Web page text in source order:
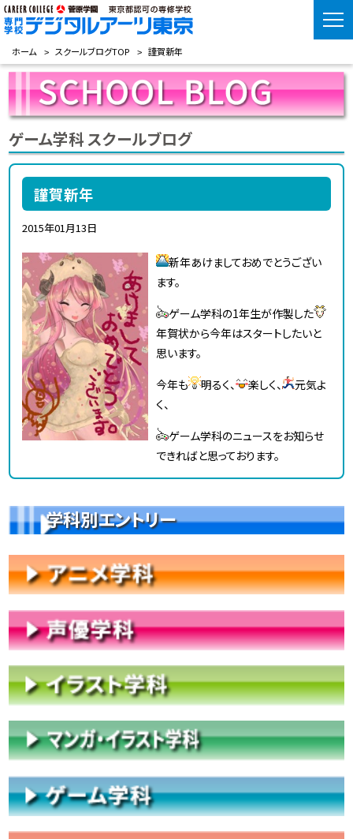
ホーム スクールブログTOP 謹賀新年
学科別エントリー
ゲーム学科 スクールブログ
謹賀新年
2015年01月13日
新年あけましておめでとうござい
ます。
ゲーム学科の1年生が作製した
年賀状から今年はスタートしたいと
思います。
今年も
明るく、 楽しく、
元気よ
く、
ゲーム学科のニュースをお知らせ
できればと思っております。